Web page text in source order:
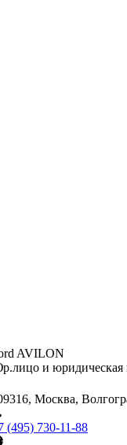
AVILON
и
Москва,
(495) 730-11-88